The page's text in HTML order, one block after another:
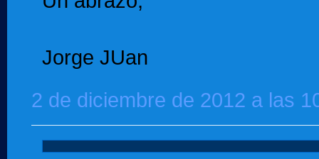
Jorge JUan
2 de diciembre de 2012 a las